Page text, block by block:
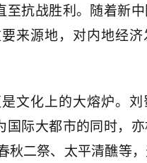
抗战胜利。随着新
来源地，对内地经济
文化上的大熔炉。
际大都市的同时，
秋二祭、太平清醮等